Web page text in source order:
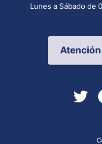
Lunes a Sábado de
Atención